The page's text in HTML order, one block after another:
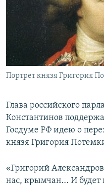
ПОБЕДИТЕЛЕЙ НЕ СУДЯТ?
КРЫМ.НЕПОКОРЕННЫЙ
УКРАИНСКАЯ ПРОБЛЕМА
ПРИСОЕДИНЯЙТЕСЬ!
Все сайты RFE/RL
Портрет князя Григория
Глава российского
Константинов
Госдуме РФ идею о
князя Григория
«Григорий
нас, крымчан... И будет